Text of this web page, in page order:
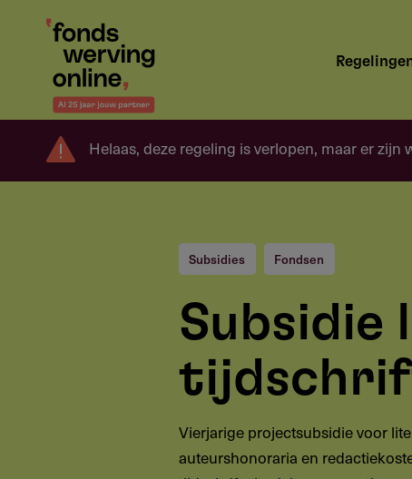
Overslaan
inhoud
Hoofdnavigatie
Helaas, deze regeling is verlopen, maar er
Subsidies Fondsen
Subsidie
Vierjarige projectsubsidie voor
auteurshonoraria en